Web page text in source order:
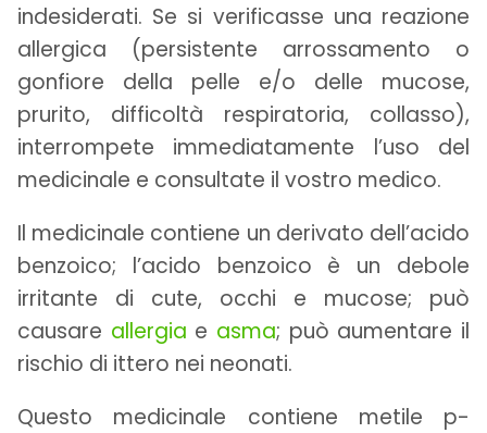
indesiderati. Se si verificasse una reazione
allergica (persistente arrossamento o
gonfiore della pelle e/o delle mucose,
prurito, difficoltà respiratoria, collasso),
interrompete immediatamente l’uso del
medicinale e consultate il vostro medico.
Il medicinale contiene un derivato dell’acido
benzoico; l’acido benzoico è un debole
irritante di cute, occhi e mucose; può
causare allergia e asma; può aumentare il
rischio di ittero nei neonati.
Questo medicinale contiene metile p-